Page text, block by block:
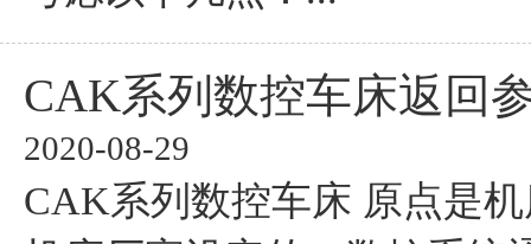
CAK系列数控车床返回
2020-08-29
CAK系列数控车床 原点是